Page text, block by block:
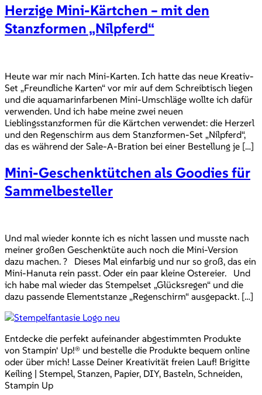
Herzige Mini-Kärtchen – mit den
Stanzformen „Nilpferd“
Heute war mir nach Mini-Karten. Ich hatte das neue Kreativ-
Set „Freundliche Karten“ vor mir auf dem Schreibtisch liegen
und die aquamarinfarbenen Mini-Umschläge wollte ich dafür
verwenden. Und ich habe meine zwei neuen
Lieblingsstanzformen für die Kärtchen verwendet: die Herzerl
und den Regenschirm aus dem Stanzformen-Set „Nilpferd“,
das es während der Sale-A-Bration bei einer Bestellung je […]
Mini-Geschenktütchen als Goodies für
Sammelbesteller
Und mal wieder konnte ich es nicht lassen und musste nach
meiner großen Geschenktüte auch noch die Mini-Version
dazu machen. ? Dieses Mal einfarbig und nur so groß, das ein
Mini-Hanuta rein passt. Oder ein paar kleine Ostereier. Und
ich habe mal wieder das Stempelset „Glücksregen“ und die
dazu passende Elementstanze „Regenschirm“ ausgepackt. […]
Entdecke die perfekt aufeinander abgestimmten Produkte
von Stampin‘ Up!® und bestelle die Produkte bequem online
oder über mich! Lasse Deiner Kreativität freien Lauf! Brigitte
Keiling | Stempel, Stanzen, Papier, DIY, Basteln, Schneiden,
Stampin Up